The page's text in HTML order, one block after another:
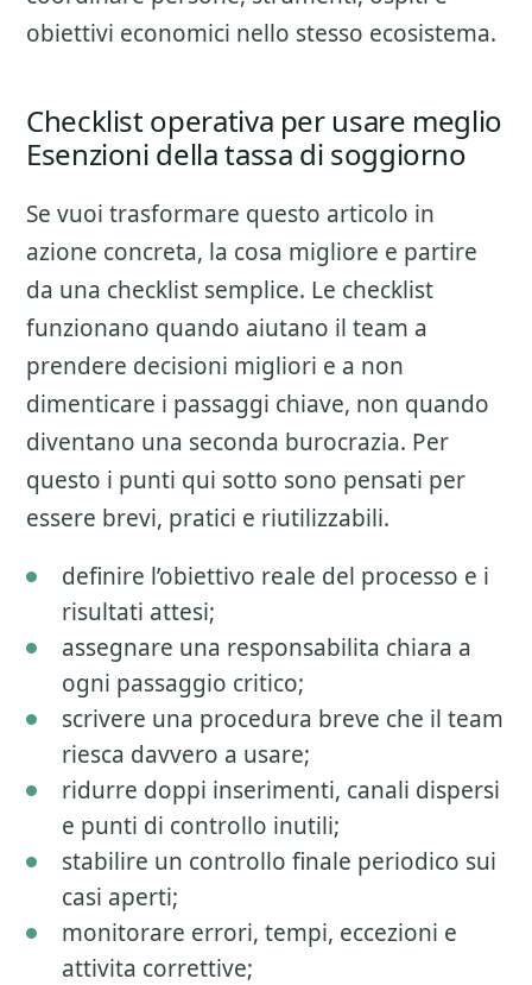
obiettivi economici nello stesso ecosistema.
Checklist operativa per usare meglio
Esenzioni della tassa di soggiorno
Se vuoi trasformare questo articolo in
azione concreta, la cosa migliore e partire
da una checklist semplice. Le checklist
funzionano quando aiutano il team a
prendere decisioni migliori e a non
dimenticare i passaggi chiave, non quando
diventano una seconda burocrazia. Per
questo i punti qui sotto sono pensati per
essere brevi, pratici e riutilizzabili.
definire l’obiettivo reale del processo e i
risultati attesi;
assegnare una responsabilita chiara a
ogni passaggio critico;
scrivere una procedura breve che il team
riesca davvero a usare;
ridurre doppi inserimenti, canali dispersi
e punti di controllo inutili;
stabilire un controllo finale periodico sui
casi aperti;
monitorare errori, tempi, eccezioni e
attivita correttive;